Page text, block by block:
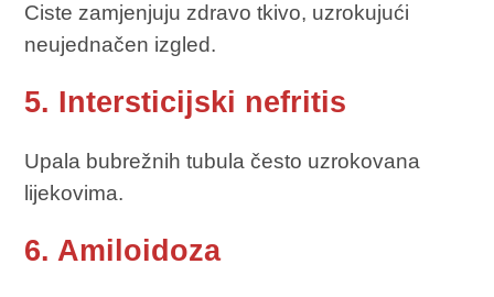
Ciste zamjenjuju zdravo tkivo, uzrokujući
neujednačen izgled.
5. Intersticijski nefritis
Upala bubrežnih tubula često uzrokovana
lijekovima.
6. Amiloidoza